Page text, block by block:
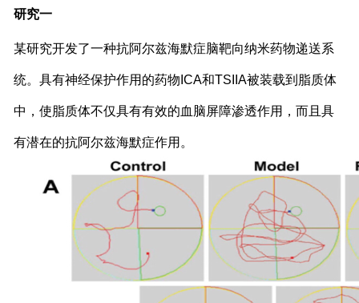
研究一
某研究开发了一种抗阿尔兹海默症脑靶向纳米药物递送系
统。具有神经保护作用的药物 ICA和TSIIA被装载到脂质体
中，使脂质体不仅具有有效的血脑屏障渗透作用，而且具
有潜在的抗阿尔兹海默症作用。